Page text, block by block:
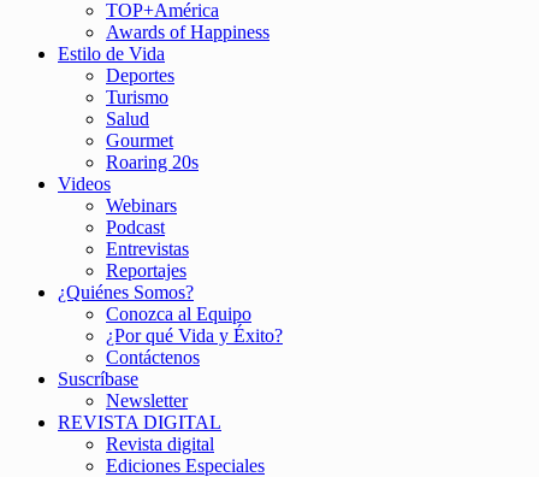
TOP+América
Awards of Happiness
Estilo de Vida
Deportes
Turismo
Salud
Gourmet
Roaring 20s
Videos
Webinars
Podcast
Entrevistas
Reportajes
¿Quiénes Somos?
Conozca al Equipo
¿Por qué Vida y Éxito?
Contáctenos
Suscríbase
Newsletter
REVISTA DIGITAL
Revista digital
Ediciones Especiales